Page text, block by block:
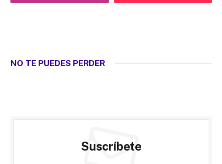
NO TE PUEDES PERDER
Suscríbete